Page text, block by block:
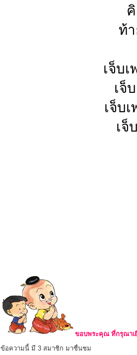
ท้
เจ็บ
เจ็
เจ็บ
เจ็
ขอบพระคุณ ที่กรุณาเ
ข้อความนี้ มี 3 สมาชิก มาชื่นชม